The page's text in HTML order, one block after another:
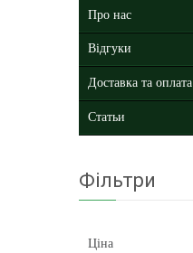
Про нас
Відгуки
Доставка та оплата
Статьи
Фільтри
Ціна